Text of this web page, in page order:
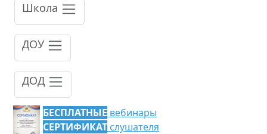
Школа
ДОУ
ДОД
БЕСПЛАТНЫЕ вебинары
СЕРТИФИКАТ слушателя